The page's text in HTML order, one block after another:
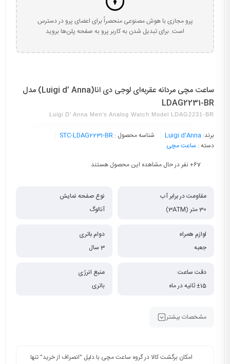
پرو مجازی با هوش مصنوعی منحصراً برای اعضای پرو در دسترس
است. برای تبدیل شدن به کاربر پرو به صفحه پلن‌ها بروید
ساعت مچی مردانه عقربه‌ای لوجی دی انا(Luigi d’ Anna) مدل
LDAG2231-BR
Luigi D' Anna Men's Analog Watch Model LDAG2231-BR
برند: Luigi d'Anna شناسه محصول : STC-LDAG2231-BR
دسته : ساعت مچی
67+ نفر در حال مشاهده این محصول هستند
مقاومت در برابر آب
30 متر (3ATM)
نوع صفحه نمایش
آنالوگ
لوازم همراه
جعبه
دوام باتری
3 سال
دقت ساعت
±15 ثانیه در ماه
منبع انرژی
باتری
مشخصات بیشتر
امکان برگشت کالا در گروه ساعت مچی با دلیل "انصراف از خرید" تنها